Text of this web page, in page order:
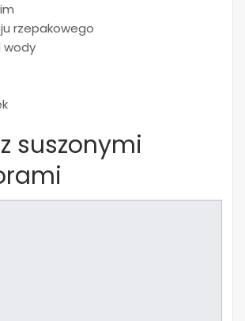
rzepakowego
wody
suszonymi